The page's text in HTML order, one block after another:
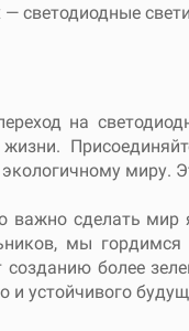
светодиодные
на
жизни.
миру.
сделать мир
мы
созданию более
и устойчивого